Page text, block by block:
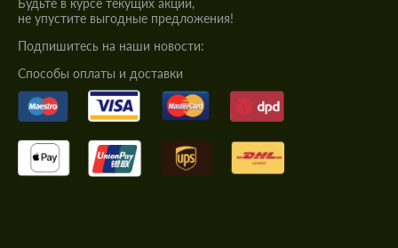
Будьте в курсе текущих акций,
не упустите выгодные предложения!
Подпишитесь на наши новости:
Cпособы оплаты и доставки